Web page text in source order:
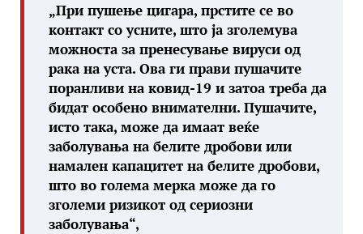
„При пушење цигара, прстите се во
контакт со усните, што ја зголемува
можноста за пренесување вируси од
рака на уста. Ова ги прави пушачите
поранливи на ковид-19 и затоа треба да
бидат особено внимателни. Пушачите,
исто така, може да имаат веќе
заболувања на белите дробови или
намален капацитет на белите дробови,
што во голема мерка може да го
зголеми ризикот од сериозни
заболувања“,